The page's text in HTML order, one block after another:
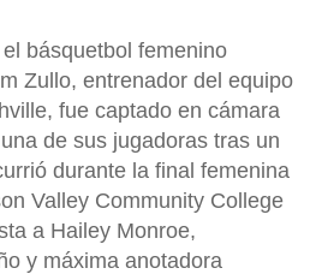
básquetbol femenino
Zullo, entrenador del equipo
fue captado en cámara
de sus jugadoras tras un
durante la final femenina
Valley Community College
a Hailey Monroe,
y máxima anotadora